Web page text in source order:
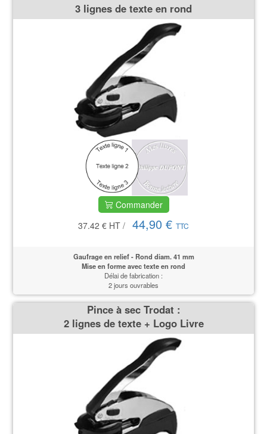
3 lignes de texte en rond
Commander
37.42 € HT / 44,90 € TTC
Gaufrage en relief - Rond diam. 41 mm
Mise en forme avec texte en rond
Délai de fabrication :
2 jours ouvrables
Pince à sec Trodat :
2 lignes de texte + Logo Livre